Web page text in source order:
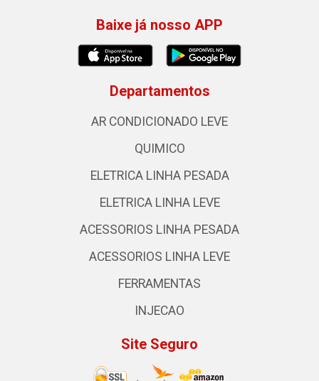
Baixe já nosso APP
Departamentos
AR CONDICIONADO LEVE
QUIMICO
ELETRICA LINHA PESADA
ELETRICA LINHA LEVE
ACESSORIOS LINHA PESADA
ACESSORIOS LINHA LEVE
FERRAMENTAS
INJECAO
Site Seguro